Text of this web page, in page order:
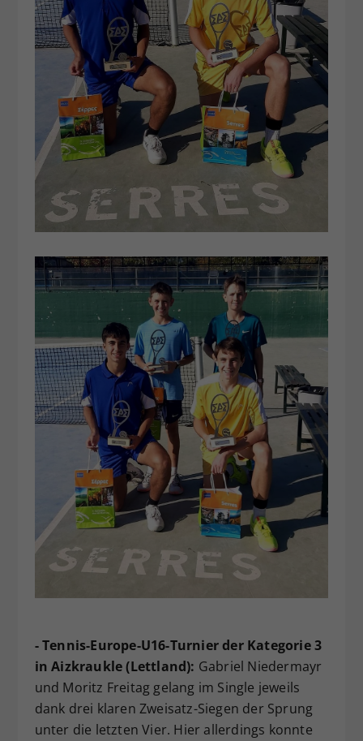
- Tennis-Europe-U16-Turnier der Kategorie 3
in Aizkraukle (Lettland): Gabriel Niedermayr
und Moritz Freitag gelang im Single jeweils
dank drei klaren Zweisatz-Siegen der Sprung
unter die letzten Vier. Hier allerdings konnte